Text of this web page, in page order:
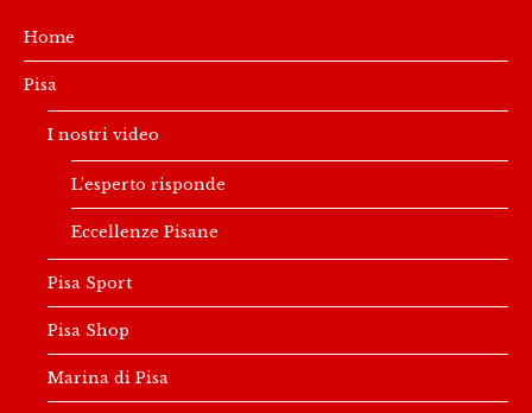
Home
Pisa
I nostri video
L’esperto risponde
Eccellenze Pisane
Pisa Sport
Pisa Shop
Marina di Pisa